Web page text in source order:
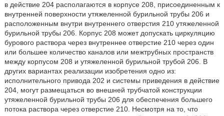
в действие 204 располагаются в корпусе 208, присоединенным к
внутренней поверхности утяжеленной бурильной трубы 206 и
расположенным внутри внутреннего отверстия 210 утяжеленной
бурильной трубы 206. Корпус 208 может допускать циркуляцию
бурового раствора через внутреннее отверстие 210 через один
или большее количество каналов или межтрубных пространств
между корпусом 208 и утяжеленной бурильной трубой 206. В
других вариантах реализации изобретения одно из:
исполнительного привода 202 и системы приведения в действие
204, могут размещаться во внешней трубчатой конструкции
утяжеленной бурильной трубы 206 для обеспечения большего
потока раствора через отверстие 210. Несмотря на то, что